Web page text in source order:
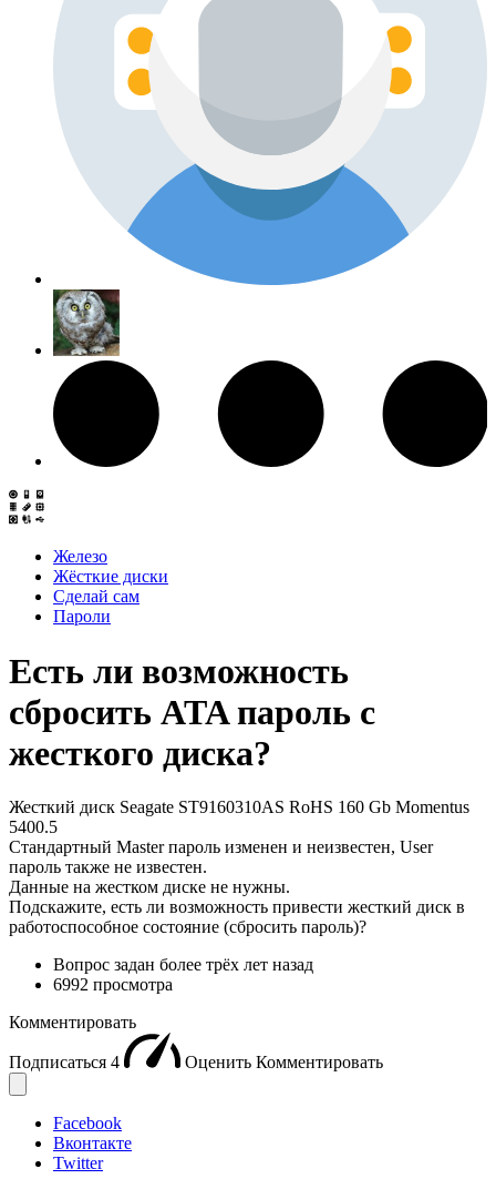
Железо
Жёсткие диски
Сделай сам
Пароли
Есть ли возможность
сбросить ATA пароль с
жесткого диска?
Жесткий диск Seagate ST9160310AS RoHS 160 Gb Momentus
5400.5
Стандартный Master пароль изменен и неизвестен, User
пароль также не известен.
Данные на жестком диске не нужны.
Подскажите, есть ли возможность привести жесткий диск в
работоспособное состояние (сбросить пароль)?
Вопрос задан более трёх лет назад
6992 просмотра
Комментировать
Подписаться 4 Оценить Комментировать
Facebook
Вконтакте
Twitter